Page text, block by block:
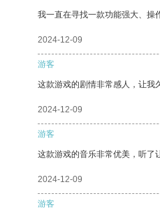
我一直在寻找一款功能强大、操
2024-12-09
游客
这款游戏的剧情非常感人，让我
2024-12-09
游客
这款游戏的音乐非常优美，听了
2024-12-09
游客